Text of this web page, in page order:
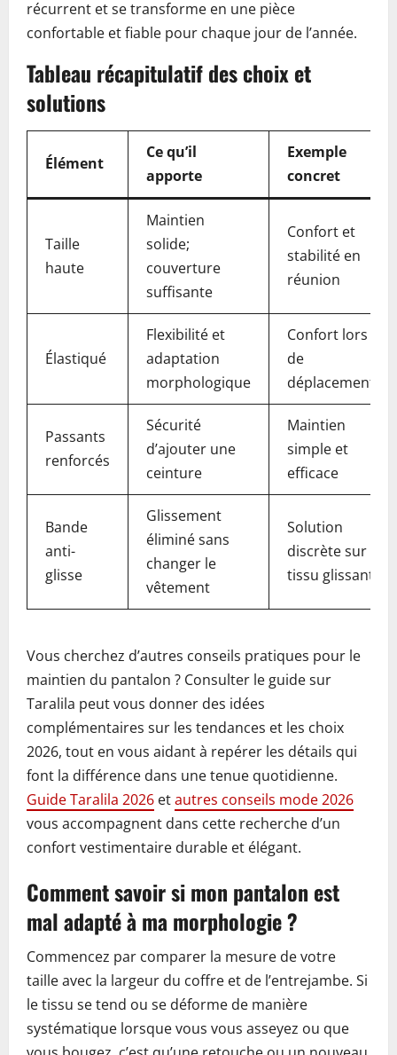
récurrent et se transforme en une pièce
confortable et fiable pour chaque jour de l’année.
Tableau récapitulatif des choix et
solutions
Élément
Ce qu’il
apporte
Exemple
concret
Taille
haute
Maintien
solide;
couverture
suffisante
Confort et
stabilité en
réunion
Élastiqué
Flexibilité et
adaptation
morphologique
Confort lors
de
déplacements
Passants
renforcés
Sécurité
d’ajouter une
ceinture
Maintien
simple et
efficace
Bande
anti-
glisse
Glissement
éliminé sans
changer le
vêtement
Solution
discrète sur
tissu glissant
Vous cherchez d’autres conseils pratiques pour le
maintien du pantalon ? Consulter le guide sur
Taralila peut vous donner des idées
complémentaires sur les tendances et les choix
2026, tout en vous aidant à repérer les détails qui
font la différence dans une tenue quotidienne.
Guide Taralila 2026 etautres conseils mode 2026
vous accompagnent dans cette recherche d’un
confort vestimentaire durable et élégant.
Comment savoir si mon pantalon est
mal adapté à ma morphologie ?
Commencez par comparer la mesure de votre
taille avec la largeur du coffre et de l’entrejambe. Si
le tissu se tend ou se déforme de manière
systématique lorsque vous vous asseyez ou que